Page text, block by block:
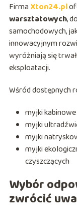
Firma Xton24.pl
warsztatowych,
samochodowych,
innowacyjnym
wyróżniają się
eksploatacji.
Wśród dostępnych
myjki
myjki
myjki
myjki
czyszczących
Wybór
zwrócić